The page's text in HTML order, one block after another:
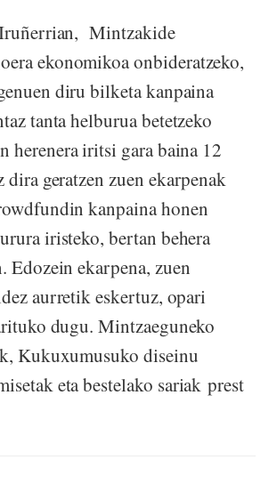
Mintzakide
ekonomikoa onbideratzeko,
diru bilketa kanpaina
tanta helburua betetzeko
herenera iritsi gara baina 12
dira geratzen zuen ekarpenak
kanpaina honen
iristeko, bertan behera
Edozein ekarpena, zuen
aurretik eskertuz, opari
dugu. Mintzaeguneko
Kukuxumusuko diseinu
eta bestelako sariak prest